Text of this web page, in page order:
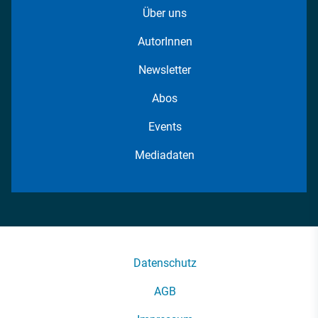
Über uns
AutorInnen
Newsletter
Abos
Events
Mediadaten
Datenschutz
AGB